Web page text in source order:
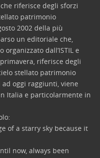
riferisce degli sforzi
patrimonio
2002 della più
un editoriale che,
dall’ISTIL e
riferisce degli
stellato patrimonio
oggi raggiunti, viene
Italia e particolarmente in
of a starry sky because it
now, always been